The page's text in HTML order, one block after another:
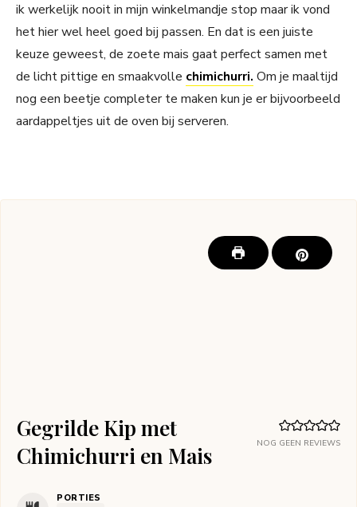
ik werkelijk nooit in mijn winkelmandje stop maar ik vond
het hier wel heel goed bij passen. En dat is een juiste
keuze geweest, de zoete mais gaat perfect samen met
de licht pittige en smaakvolle chimichurri. Om je maaltijd
nog een beetje completer te maken kun je er bijvoorbeeld
aardappeltjes uit de oven bij serveren.
NOG GEEN REVIEWS
Gegrilde Kip met
Chimichurri en Mais
PORTIES